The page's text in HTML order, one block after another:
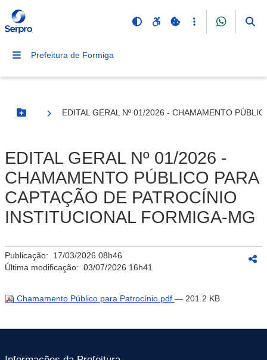
Prefeitura de Formiga
Botão Menu
EDITAL GERAL Nº 01/2026 - CHAMAMENTO
EDITAL GERAL Nº 01/2026 -
CHAMAMENTO PÚBLICO PARA
CAPTAÇÃO DE PATROCÍNIO
INSTITUCIONAL FORMIGA-MG
Publicação: 17/03/2026 08h46
Última modificação: 03/07/2026 16h41
Chamamento Público para Patrocínio.pdf — 201.2 KB